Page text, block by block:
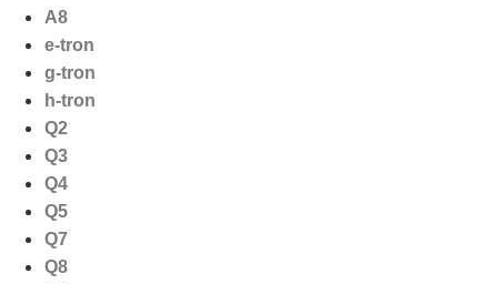
A8
e-tron
g-tron
h-tron
Q2
Q3
Q4
Q5
Q7
Q8